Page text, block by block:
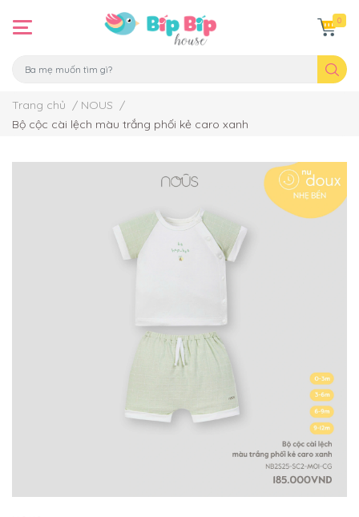
0
Trang chủ / NOUS /
Bộ cộc cài lệch màu trắng phối kẻ caro xanh